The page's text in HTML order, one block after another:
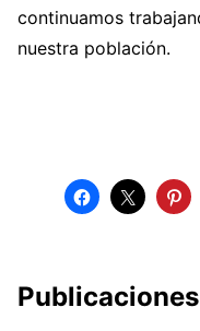
continuamos
nuestra población.